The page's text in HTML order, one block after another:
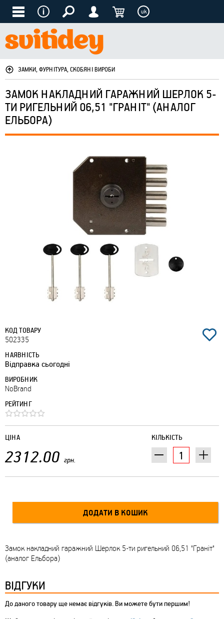
uk
ЗАМКИ, ФУРНІТУРА, СКОБЯНІ ВИРОБИ
ЗАМОК НАКЛАДНИЙ ГАРАЖНИЙ ШЕРЛОК 5-
ТИ РИГЕЛЬНИЙ 06,51 "ГРАНІТ" (АНАЛОГ
ЕЛЬБОРА)
КОД ТОВАРУ
502335
НАЯВНІСТЬ
Відправка сьогодні
ВИРОБНИК
NoBrand
РЕЙТИНГ
КІЛЬКІСТЬ
ЦІНА
2312.00 грн.
Замок накладний гаражний Шерлок 5-ти ригельний 06,51 "Граніт"
(аналог Ельбора)
ВІДГУКИ
До даного товару ще немає відгуків. Ви можете бути першим!